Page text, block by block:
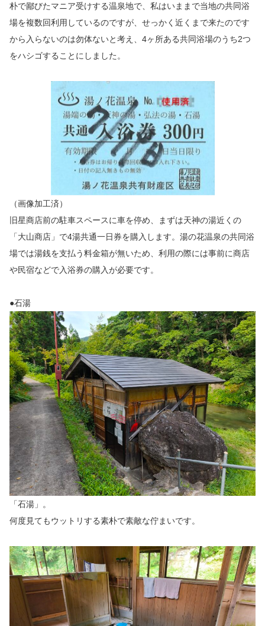
朴で鄙びたマニア受けする温泉地で、私はいままで当地の共同浴
場を複数回利用しているのですが、せっかく近くまで来たのです
から入らないのは勿体ないと考え、4ヶ所ある共同浴場のうち2つ
をハシゴすることにしました。
（画像加工済）
旧星商店前の駐車スペースに車を停め、まずは天神の湯近くの
「大山商店」で4湯共通一日券を購入します。湯の花温泉の共同浴
場では湯銭を支払う料金箱が無いため、利用の際には事前に商店
や民宿などで入浴券の購入が必要です。
●石湯
「石湯」。
何度見てもウットリする素朴で素敵な佇まいです。